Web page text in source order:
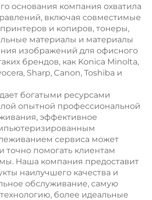
основания компания охватила
включая совместимые
и копиров, тонеры,
материалы и материалы
изображений для офисного
брендов, как Konica Minolta,
Sharp, Canon, Toshiba и
богатыми ресурсами
опытной профессиональной
эффективное
сервиса может
точно помогать клиентам
Наша компания предоставит
наилучшего качества и
обслуживание, самую
более идеальные